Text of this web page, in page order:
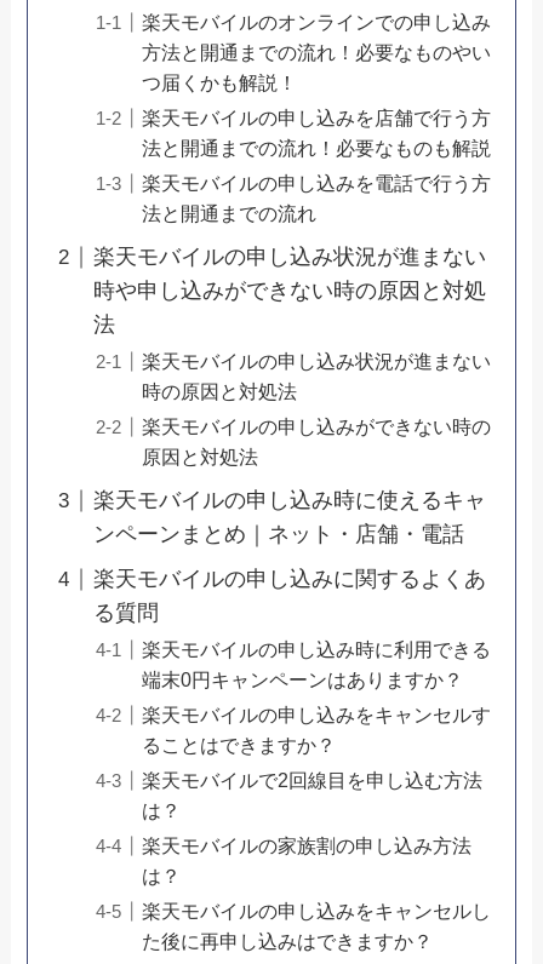
楽天モバイルのオンラインでの申し込み
方法と開通までの流れ！必要なものやい
つ届くかも解説！
楽天モバイルの申し込みを店舗で行う方
法と開通までの流れ！必要なものも解説
楽天モバイルの申し込みを電話で行う方
法と開通までの流れ
楽天モバイルの申し込み状況が進まない
時や申し込みができない時の原因と対処
法
楽天モバイルの申し込み状況が進まない
時の原因と対処法
楽天モバイルの申し込みができない時の
原因と対処法
楽天モバイルの申し込み時に使えるキャ
ンペーンまとめ｜ネット・店舗・電話
楽天モバイルの申し込みに関するよくあ
る質問
楽天モバイルの申し込み時に利用できる
端末0円キャンペーンはありますか？
楽天モバイルの申し込みをキャンセルす
ることはできますか？
楽天モバイルで2回線目を申し込む方法
は？
楽天モバイルの家族割の申し込み方法
は？
楽天モバイルの申し込みをキャンセルし
た後に再申し込みはできますか？